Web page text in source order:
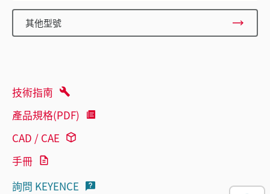
其他型號
技術指南
產品規格(PDF)
CAD / CAE
手冊
詢問 KEYENCE